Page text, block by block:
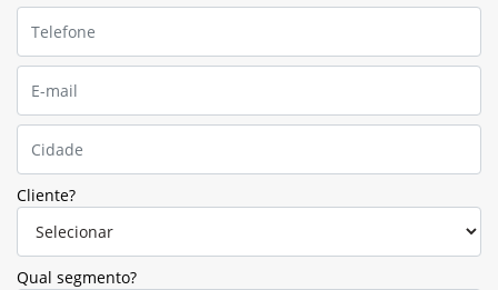
Cliente?
Qual segmento?